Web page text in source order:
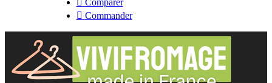
 Comparer
 Commander